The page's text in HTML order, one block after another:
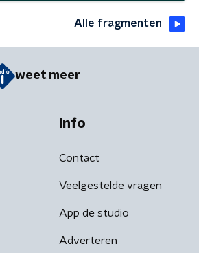
Alle fragmenten
weet meer
Info
Contact
Veelgestelde vragen
App de studio
Adverteren